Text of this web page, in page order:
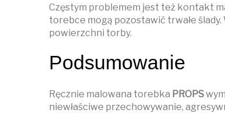
Częstym problemem jest też kontakt
torebce mogą pozostawić trwałe ślady.
powierzchni torby.
Podsumowanie
Ręcznie malowana torebka PROPS
niewłaściwe przechowywanie,